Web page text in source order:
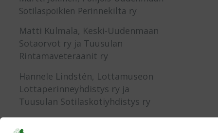
Sotilaspoikien Perinnekilta ry
Matti Kulmala, Keski-Uudenmaan
Sotaorvot ry ja Tuusulan
Rintamaveteraanit ry
Hannele Lindstén, Lottamuseon
Lottaperinneyhdistys ry ja
Tuusulan Sotilaskotiyhdistys ry
Hannu Nuutinen, Järvenpään,